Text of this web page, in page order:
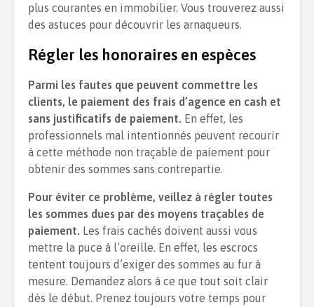
plus courantes en immobilier. Vous trouverez aussi
des astuces pour découvrir les arnaqueurs.
Régler les honoraires en espèces
Parmi les fautes que peuvent commettre les
clients, le paiement des frais d’agence en cash et
sans justificatifs de paiement. En effet, les
professionnels mal intentionnés peuvent recourir
à cette méthode non traçable de paiement pour
obtenir des sommes sans contrepartie.
Pour éviter ce problème, veillez à régler toutes
les sommes dues par des moyens traçables de
paiement. Les frais cachés doivent aussi vous
mettre la puce à l’oreille. En effet, les escrocs
tentent toujours d’exiger des sommes au fur à
mesure. Demandez alors à ce que tout soit clair
dès le début. Prenez toujours votre temps pour